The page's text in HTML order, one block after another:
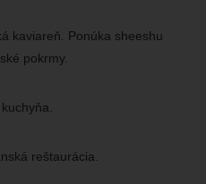
kaviareň. Ponúka sheeshu
pokrmy.
reštaurácia.